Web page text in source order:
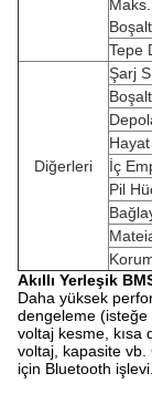
Tepe
Diğerleri
Şarj
İç
Pil
Akıllı Yerleşik
Daha yüksek
dengeleme (isteğe
voltaj kesme, kısa
voltaj, kapasite
için Bluetooth işlevi.